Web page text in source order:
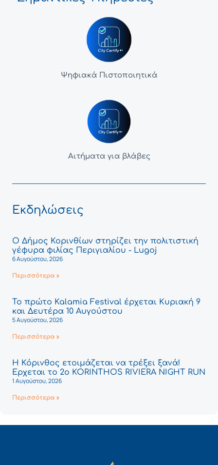
Ψηφιακά Πιστοποιητικά
Αιτήματα για βλάβες
Εκδηλώσεις
Ο Δήμος Κορινθίων στηρίζει την πολιτιστική
γέφυρα φιλίας Περιγιαλίου - Lugoj
6 Αυγούστου, 2026
Περισσότερα »
Το πρώτο Kalamia Festival έρχεται Κυριακή 9
και Δευτέρα 10 Αυγούστου
5 Αυγούστου, 2026
Περισσότερα »
Η Κόρινθος ετοιμάζεται να τρέξει ξανά!
Έρχεται το 2ο KORINTHOS RIVIERA NIGHT RUN
1 Αυγούστου, 2026
Περισσότερα »